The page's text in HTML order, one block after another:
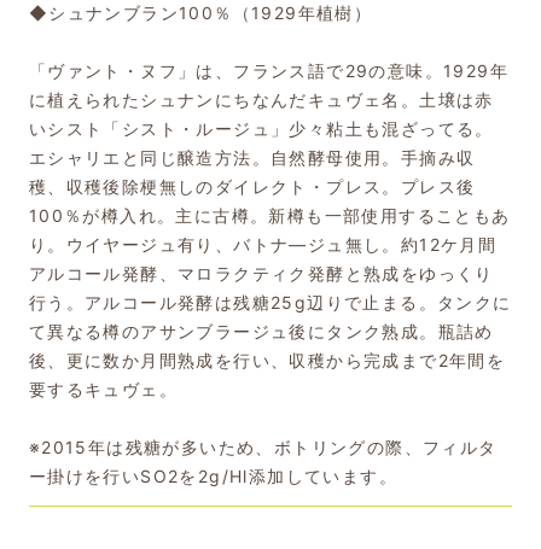
◆シュナンブラン100％（1929年植樹）
「ヴァント・ヌフ」は、フランス語で29の意味。1929年
に植えられたシュナンにちなんだキュヴェ名。土壌は赤
いシスト「シスト・ルージュ」少々粘土も混ざってる。
エシャリエと同じ醸造方法。自然酵母使用。手摘み収
穫、収穫後除梗無しのダイレクト・プレス。プレス後
100％が樽入れ。主に古樽。新樽も一部使用することもあ
り。ウイヤージュ有り、バトナ―ジュ無し。約12ケ月間
アルコール発酵、マロラクティク発酵と熟成をゆっくり
行う。アルコール発酵は残糖25g辺りで止まる。タンクに
て異なる樽のアサンブラージュ後にタンク熟成。瓶詰め
後、更に数か月間熟成を行い、収穫から完成まで2年間を
要するキュヴェ。
※2015年は残糖が多いため、ボトリングの際、フィルタ
ー掛けを行いSO2を2g/Hl添加しています。